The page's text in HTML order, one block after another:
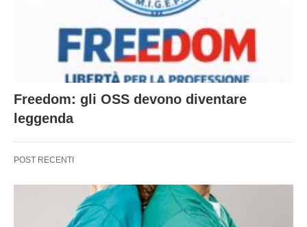
Freedom: gli OSS devono diventare
leggenda
POST RECENTI